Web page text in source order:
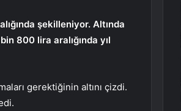
şekilleniyor. Altında
800 lira aralığında yıl
gerektiğinin altını çizdi.